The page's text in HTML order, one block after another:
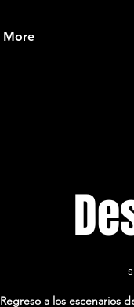
More
Regreso a los escenarios